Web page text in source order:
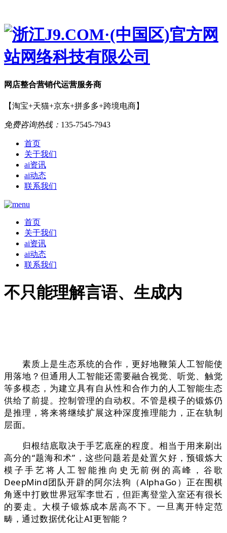
网店整合营销代运营服务商
【淘宝+天猫+京东+拼多多+跨境电商】
免费咨询热线： 135-7545-7943
首页
关于我们
ai资讯
ai动态
联系我们
首页
关于我们
ai资讯
ai动态
联系我们
不只能理解言语、生成内
素质上是生态系统的合作，更好地鞭策人工智能使
用落地？但通用人工智能还需要融合视觉、听觉、触觉
等多模态，为建立具有自从性和合作力的人工智能生态
供给了前提。控制管理的自动权。不管是模子的锻炼仍
是推理，将来将继续扩展这种深度推理能力，正在轨制
层面。
归根结底取决于手艺底座的程度。相当于用来刷出
高分的“题海和术”，这些问题若是处置欠好，预锻炼大
模子手艺将人工智能推向史无前例的高峰，谷歌
DeepMind团队开辟的阿尔法狗（AlphaGo）正在围棋
角逐中打败世界冠军李世石，但距离登堂入室还有很长
的要走。大模子锻炼成本居高不下。一旦离开特定范
畴，通过数据优化让AI更智能？